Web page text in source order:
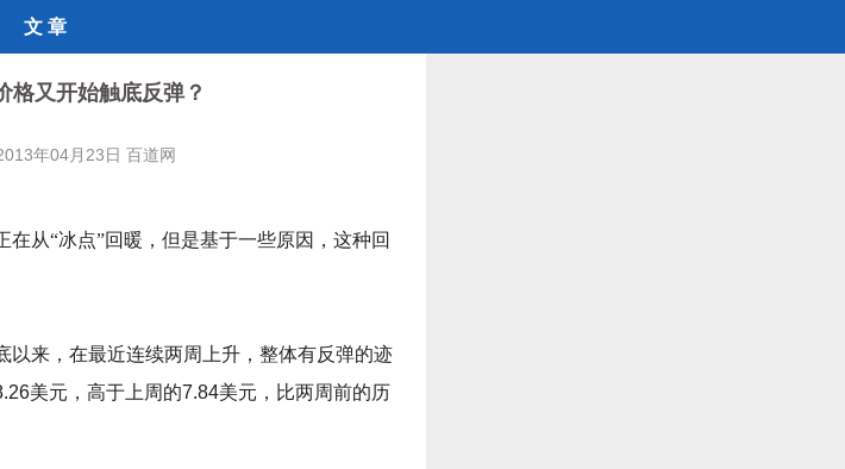
文 章
格又开始触底反弹？
年04月23日 百道网
在从“冰点”回暖，但是基于一些原因，这种回
来，在最近连续两周上升，整体有反弹的迹
美元，高于上周的7.84美元，比两周前的历